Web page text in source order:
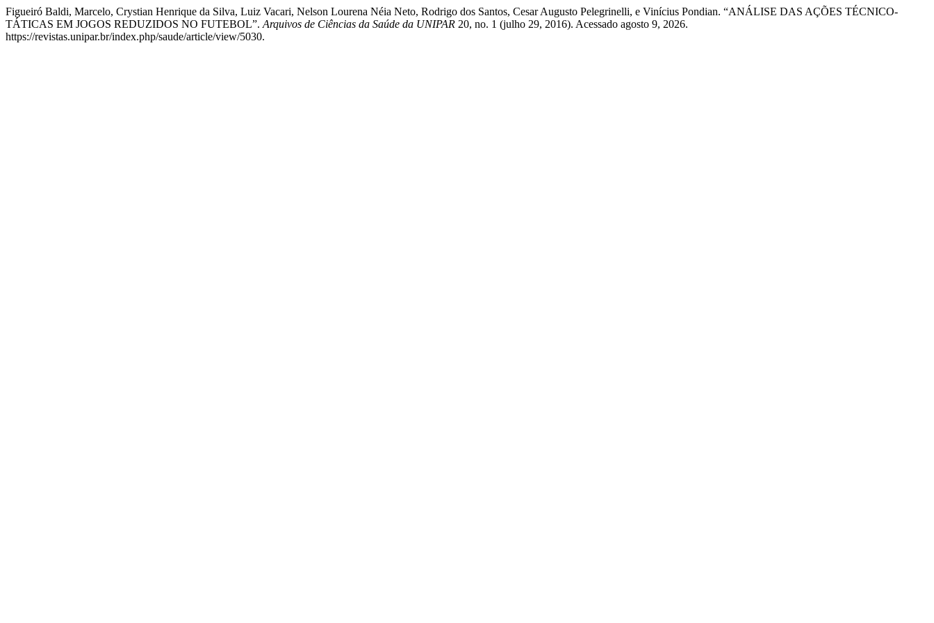
Figueiró Baldi, Marcelo, Crystian Henrique da Silva, Luiz Vacari, Nelson Lourena Néia Neto, Rodrigo dos Santos, Cesar Augusto Pelegrinelli, e Vinícius Pondian. “ANÁLISE DAS AÇÕES TÉCNICO-
TÁTICAS EM JOGOS REDUZIDOS NO FUTEBOL”. Arquivos de Ciências da Saúde da UNIPAR 20, no. 1 (julho 29, 2016). Acessado agosto 9, 2026.
https://revistas.unipar.br/index.php/saude/article/view/5030.